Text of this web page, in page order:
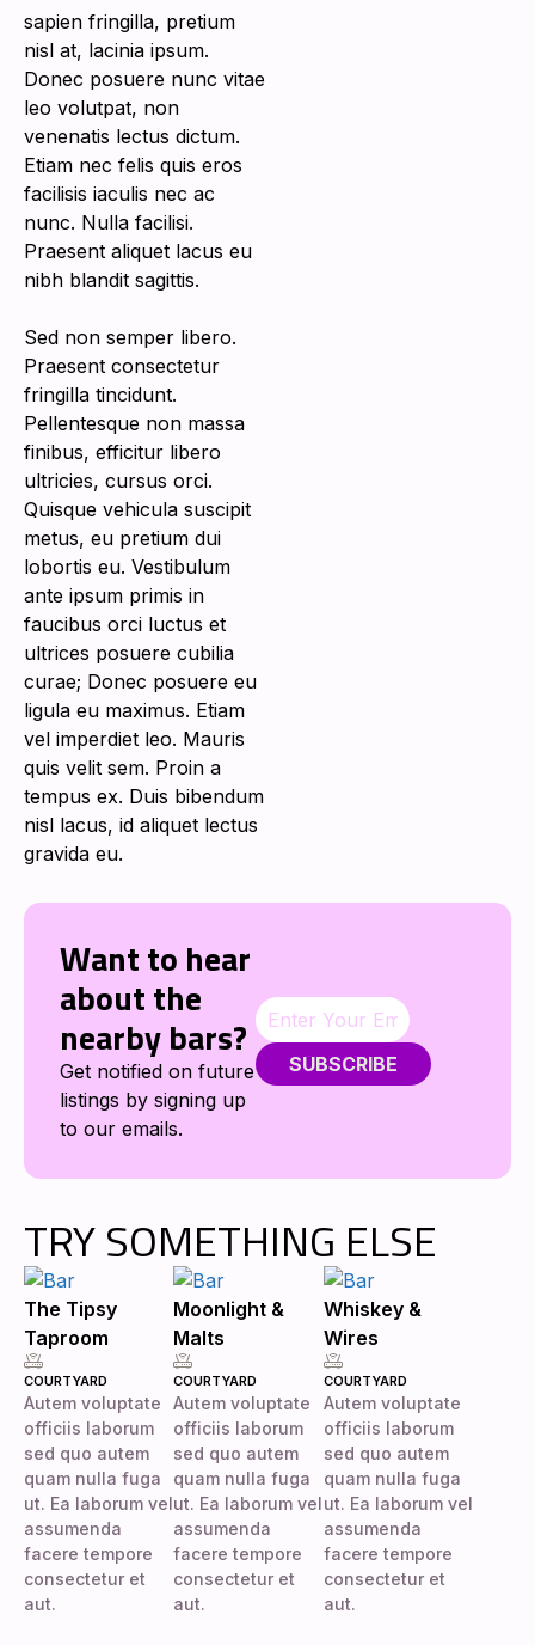
sapien fringilla, pretium
nisl at, lacinia ipsum.
Donec posuere nunc vitae
leo volutpat, non
venenatis lectus dictum.
Etiam nec felis quis eros
facilisis iaculis nec ac
nunc. Nulla facilisi.
Praesent aliquet lacus eu
nibh blandit sagittis.
Sed non semper libero.
Praesent consectetur
fringilla tincidunt.
Pellentesque non massa
finibus, efficitur libero
ultricies, cursus orci.
Quisque vehicula suscipit
metus, eu pretium dui
lobortis eu. Vestibulum
ante ipsum primis in
faucibus orci luctus et
ultrices posuere cubilia
curae; Donec posuere eu
ligula eu maximus. Etiam
vel imperdiet leo. Mauris
quis velit sem. Proin a
tempus ex. Duis bibendum
nisl lacus, id aliquet lectus
gravida eu.
Want to hear
about the
nearby bars?
Get notified on future
listings by signing up
to our emails.
SUBSCRIBE
TRY SOMETHING ELSE
The Tipsy
Taproom
COURTYARD
Autem voluptate
officiis laborum
sed quo autem
quam nulla fuga
ut. Ea laborum vel
assumenda
facere tempore
consectetur et
aut.
Moonlight &
Malts
COURTYARD
Autem voluptate
officiis laborum
sed quo autem
quam nulla fuga
ut. Ea laborum vel
assumenda
facere tempore
consectetur et
aut.
Whiskey &
Wires
COURTYARD
Autem voluptate
officiis laborum
sed quo autem
quam nulla fuga
ut. Ea laborum vel
assumenda
facere tempore
consectetur et
aut.